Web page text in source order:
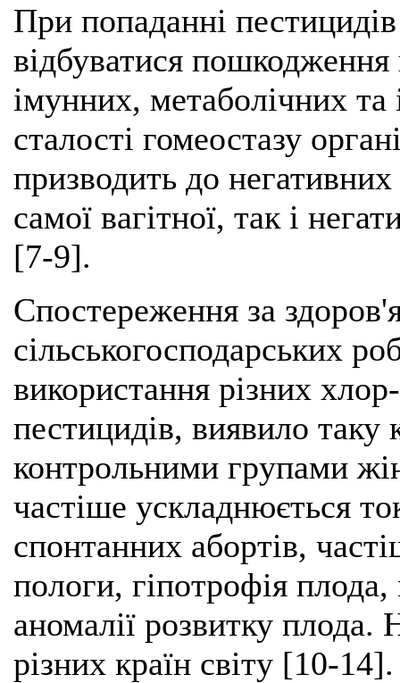
При попаданні
відбуватися
імунних, метаболічних
сталості гомеостазу
призводить до негативних
самої вагітної, так і
[7-9].
Спостереження за
сільськогосподарських
використання різних
пестицидів, виявило таку
контрольними групами
частіше ускладнюється
спонтанних абортів,
пологи, гіпотрофія
аномалії розвитку плода.
різних країн світу [10-14].